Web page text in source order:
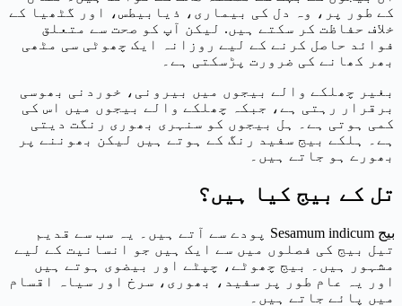
کے طور پر، وہ دل کی بیماری، ذیابیطس، اور گٹھیا کے
خلاف حفاظت کر سکتے ہیں. لیکن آپ کو صحت سے متعلق
فوائد حاصل کرنے کے لیے روزانہ ایک چھوٹی سی مٹھی
بھر کھانے کی ضرورت پڑسکتی ہے۔
بغیر چھلکے والے بیجوں میں بیرونی، خوردنی بھوسی
برقرار رہتی ہے، جبکہ چھلکے والے بیجوں میں اس کی
کمی ہوتی ہے۔ ہل بیجوں کو سنہری بھوری رنگت دیتی
ہے۔ ہلکے بیج سفید رنگ کے ہوتے ہیں لیکن بھوننے پر
بھورے ہو جاتے ہیں۔
تل کے بیج کیا ہیں؟
بیج Sesamum indicum پودے سے آتے ہیں۔ یہ سب سے قدیم
تیل بیج کی فصلوں میں سے ایک ہیں جو انسانیت کے لیے
مشہور ہیں۔ بیج چھوٹے، چپٹے اور بیضوی ہوتے ہیں
اور یہ عام طور پر سفید، بھوری، سرخ اور سیاہ اقسام
میں پائے جاتے ہیں۔